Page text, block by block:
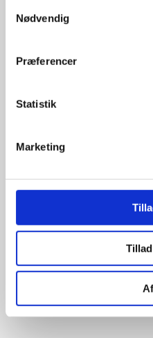
Nødvendig
Præferencer
Statistik
Marketing
Udvalget er
idé til et
helt særligt
forespørgsel til
så finder vi det
til en